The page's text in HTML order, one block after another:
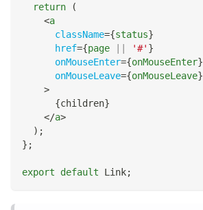
return
(
<a
className={status}
href={page '#' }
onMouseEnter={onMouseEnter}
onMouseLeave={onMouseLeave}
>
{children}
</a>
) ;
} ;
export default Link;